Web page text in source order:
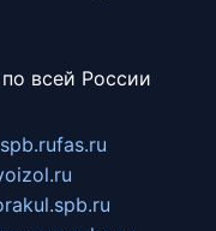
всей России
fas.ru